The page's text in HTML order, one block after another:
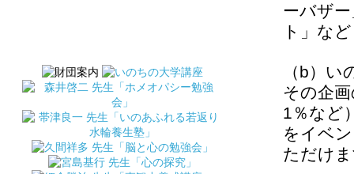
ーバザ
ト」な
（b）
その企
1％など
をイベ
ただけ
催されます。
2024年7月19日(金)帯津良
一先生・荒井恵子先生
「水輪養生塾」が開催さ
れます。
2024年8月23日(金)宮島基
行先生「心の探求」が開
催されます。